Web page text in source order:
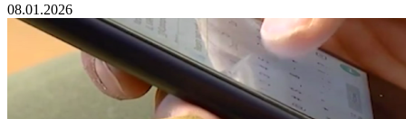
08.01.2026